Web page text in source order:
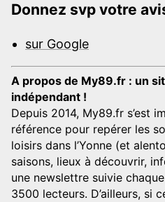
Donnez svp votre
sur Google
A propos de My89.fr : un
indépendant !
Depuis 2014, My89.fr s’est
référence pour repérer les
loisirs dans l’Yonne (et
saisons, lieux à découvrir,
une newslettre suivie
3500 lecteurs. D’ailleurs, si